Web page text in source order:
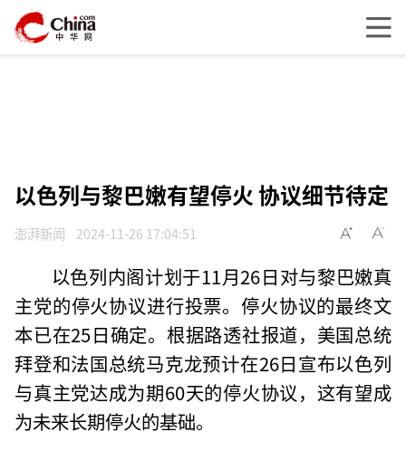
以色列与黎巴嫩有望停火 协议细节待定
澎湃新闻 2024-11-26 17:04:51
以色列内阁计划于11月26日对与黎巴嫩真
主党的停火协议进行投票。停火协议的最终文
本已在25日确定。根据路透社报道，美国总统
拜登和法国总统马克龙预计在26日宣布以色列
与真主党达成为期60天的停火协议，这有望成
为未来长期停火的基础。